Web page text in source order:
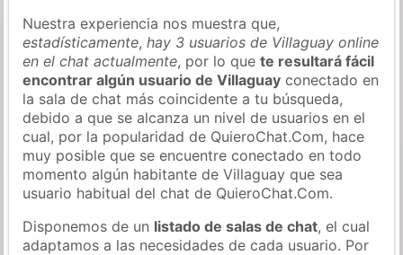
Nuestra experiencia nos muestra que,
estadísticamente,hay 3 usuarios de Villaguay online
en el chat actualmente, por lo quete resultará fácil
encontrar algún usuario de Villaguay conectado en
la sala de chat más coincidente a tu búsqueda,
debido a que se alcanza un nivel de usuarios en el
cual, por la popularidad de QuieroChat.Com, hace
muy posible que se encuentre conectado en todo
momento algún habitante de Villaguay que sea
usuario habitual del chat de QuieroChat.Com.
Disponemos de un listado de salas de chat, el cual
adaptamos a las necesidades de cada usuario. Por